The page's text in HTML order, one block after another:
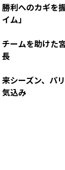
勝利へのカギを
イム」
チームを助けた
長
来シーズン、パ
気込み